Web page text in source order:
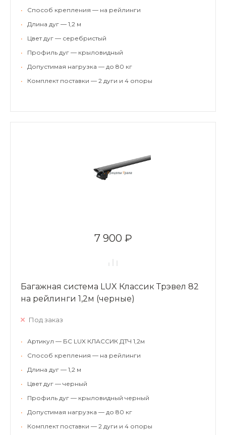
•
Способ крепления — на рейлинги
•
Длина дуг — 1,2 м
•
Цвет дуг — серебристый
•
Профиль дуг — крыловидный
•
Допустимая нагрузка — до 80 кг
•
Комплект поставки — 2 дуги и 4 опоры
7 900 ₽
Багажная система LUX Классик Трэвел 82
на рейлинги 1,2м (черные)
Под заказ
•
Артикул — БС LUX КЛАССИК ДТЧ 1,2м
•
Способ крепления — на рейлинги
•
Длина дуг — 1,2 м
•
Цвет дуг — черный
•
Профиль дуг — крыловидный черный
•
Допустимая нагрузка — до 80 кг
•
Комплект поставки — 2 дуги и 4 опоры